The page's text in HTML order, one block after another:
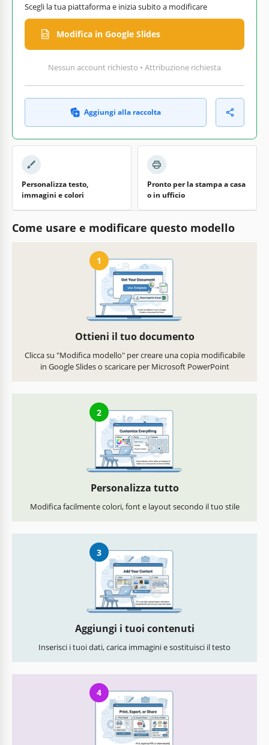
Scegli la tua piattaforma e inizia subito a modificare
Modifica in Google Slides
Nessun account richiesto • Attribuzione richiesta
Aggiungi alla raccolta
Personalizza testo,
immagini e colori
Pronto per la stampa a casa
o in ufficio
Come usare e modificare questo modello
1
Ottieni il tuo documento
Clicca su "Modifica modello" per creare una copia modificabile
in Google Slides o scaricare per Microsoft PowerPoint
2
Personalizza tutto
Modifica facilmente colori, font e layout secondo il tuo stile
3
Aggiungi i tuoi contenuti
Inserisci i tuoi dati, carica immagini e sostituisci il testo
4